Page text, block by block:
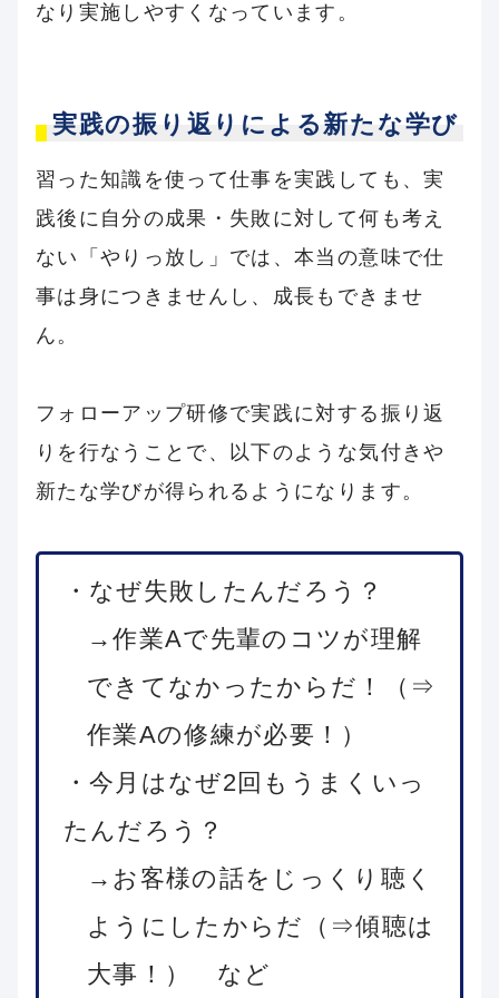
なり実施しやすくなっています。
実践の振り返りによる新たな学び
習った知識を使って仕事を実践しても、実
践後に自分の成果・失敗に対して何も考え
ない「やりっ放し」では、本当の意味で仕
事は身につきませんし、成長もできませ
ん。
フォローアップ研修で実践に対する振り返
りを行なうことで、以下のような気付きや
新たな学びが得られるようになります。
・なぜ失敗したんだろう？
→作業Aで先輩のコツが理解
できてなかったからだ！（⇒
作業Aの修練が必要！）
・今月はなぜ2回もうまくいっ
たんだろう？
→お客様の話をじっくり聴く
ようにしたからだ（⇒傾聴は
大事！） など